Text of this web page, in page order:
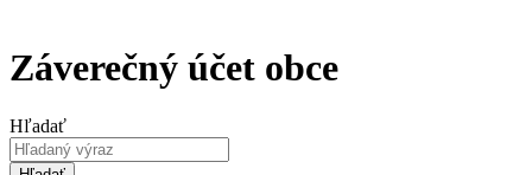
Záverečný účet obce
Hľadať